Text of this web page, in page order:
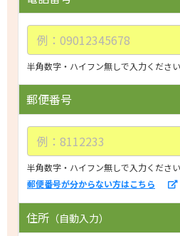
s
l
e
m
半角数字・ハイフン無しで入力ください
郵便番号
半角数字・ハイフン無しで入力ください
郵便番号が分からない方はこちら
住所 （自動入力）